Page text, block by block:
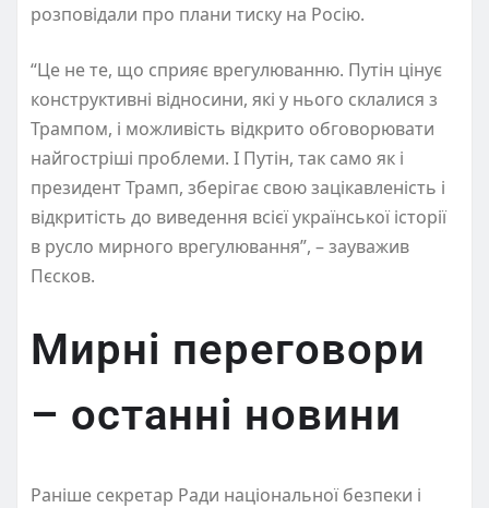
розповідали про плани тиску на Росію.
“Це не те, що сприяє врегулюванню. Путін цінує
конструктивні відносини, які у нього склалися з
Трампом, і можливість відкрито обговорювати
найгостріші проблеми. І Путін, так само як і
президент Трамп, зберігає свою зацікавленість і
відкритість до виведення всієї української історії
в русло мирного врегулювання”, – зауважив
Пєсков.
Мирні переговори
– останні новини
Раніше секретар Ради національної безпеки і